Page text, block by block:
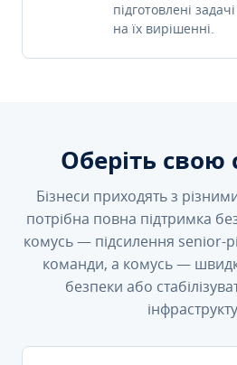
підготовлені
на їх вирішенні.
Оберіть свою
Бізнеси приходять з
потрібна повна підтримка
комусь — підсилення senior-
команди, а комусь —
безпеки або